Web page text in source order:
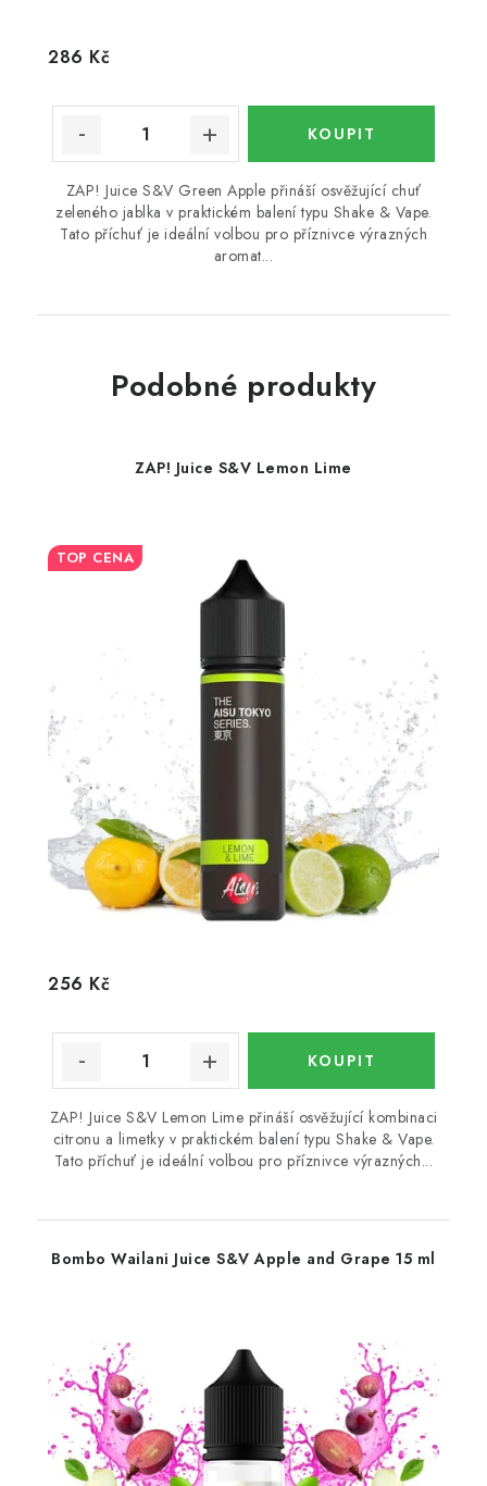
286 Kč
ZAP! Juice S&V Green Apple přináší osvěžující chuť
zeleného jablka v praktickém balení typu Shake & Vape.
Tato příchuť je ideální volbou pro příznivce výrazných
aromat...
Podobné produkty
ZAP! Juice S&V Lemon Lime
TOP CENA
256 Kč
ZAP! Juice S&V Lemon Lime přináší osvěžující kombinaci
citronu a limetky v praktickém balení typu Shake & Vape.
Tato příchuť je ideální volbou pro příznivce výrazných...
Bombo Wailani Juice S&V Apple and Grape 15 ml